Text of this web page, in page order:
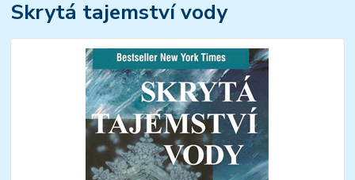
Skrytá tajemství vody